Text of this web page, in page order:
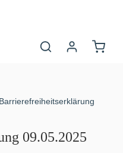
Barrierefreiheitserklärung
09.05.2025